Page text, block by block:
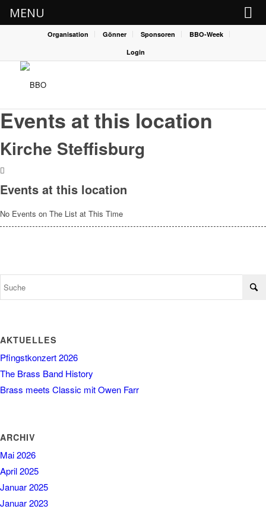
Organisation Gönner Sponsoren
BBO-Week
Login
Events at this location
Kirche Steffisburg
Events at this location
No Events on The List at This Time
AKTUELLES
Pfingstkonzert 2026
The Brass Band History
Brass meets Classic mit Owen Farr
ARCHIV
Mai 2026
April 2025
Januar 2025
Januar 2023
MENU